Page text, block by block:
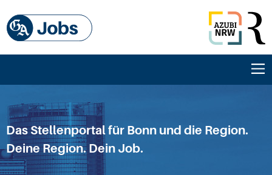
Das Stellenportal für Bonn und die Region.
Deine Region. Dein Job.